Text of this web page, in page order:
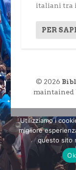
italiani tra il
PER
© 2026
maintained
Utilizziamo i
migliore
questo sito
Ok